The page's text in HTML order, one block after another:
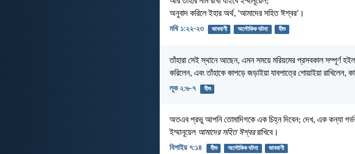
অনুবাদ করিলে ইহার অর্থ, ‘আমাদের সহিত ঈশ্বর’।
মথি ১:২২-২৩ ভাববাণী অলৌকিক ঘটনা যীশু
তাঁহারা সেই স্থানে আছেন, এমন সময়ে মরিয়মের প্রসবকাল সম্পূর্ণ
করিলেন, এবং তাঁহাকে কাপড়ে জড়াইয়া যাবপাত্রে শোয়াইয়া রাখিলেন,
লূক ২:৬-৭ যীশু
অতএব প্রভু আপনি তোমাদিগকে এক চিহ্ন দিবেন; দেখ, এক কন্যা
ইম্মানূয়েল আমাদের সহিত ঈশ্বররাখিবে।
যিশাইয় ৭:১৪ যীশু অলৌকিক ঘটনা ভাববাণী